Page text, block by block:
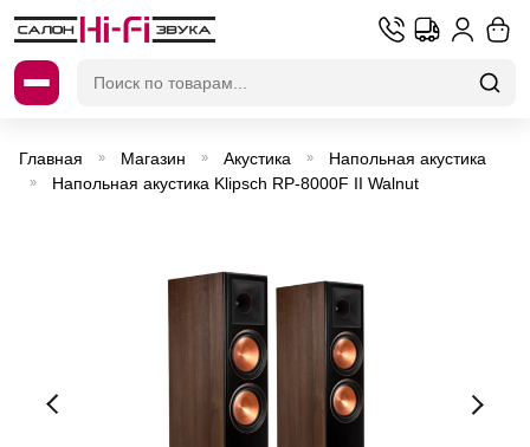
Главная » Магазин » Акустика » Напольная акустика
» Напольная акустика Klipsch RP-8000F II Walnut